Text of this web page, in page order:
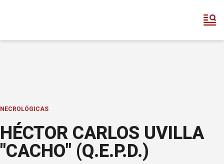
NECROLÓGICAS
HÉCTOR CARLOS UVILLA
"CACHO" (Q.E.P.D.)